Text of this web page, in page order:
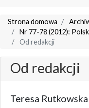
Strona domowa
Nr 77-78 (2012):
Od redakcji
Od redakcji
Teresa Rutkowska